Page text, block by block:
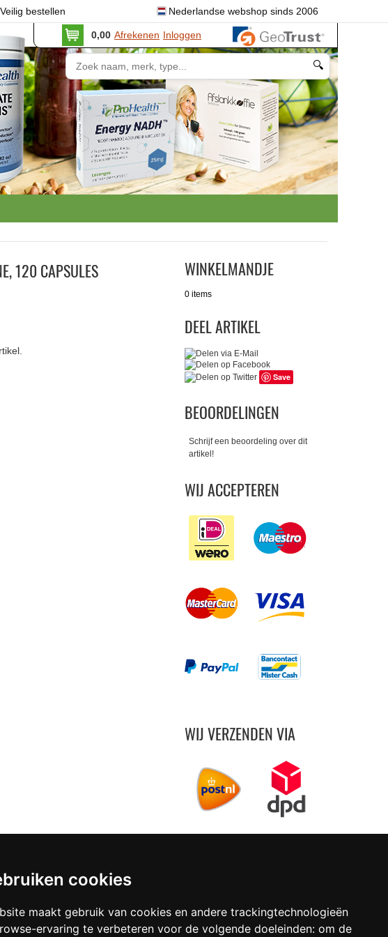
cookies
maakt gebruik van cookies en andere trackingtechnologieën
ervaring te verbeteren voor de volgende doeleinden: om de
Veilig bestellen Nederlandse webshop sinds 2006
0,00 Afrekenen Inloggen
🔍
120 CAPSULES WINKELMANDJE
0 items
DEEL ARTIKEL
Save
BEOORDELINGEN
Schrijf een beoordeling over dit
artikel!
WIJ ACCEPTEREN
WIJ VERZENDEN VIA